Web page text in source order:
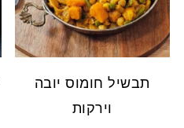
תבשיל חומוס יובה
וירקות